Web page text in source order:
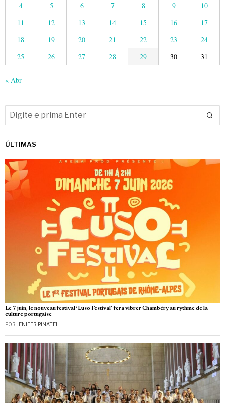
4
5 6 7 8 9
10
11
12 13 14 15 16
17
18
19 20 21 22 23
24
25
26 27 28 29 30 31
« Abr
ÚLTIMAS
Le 7 juin, le nouveau festival ‘Luso Festival’ fera vibrer Chambéry au rythme de la
culture portugaise
POR JENIFER PINATEL